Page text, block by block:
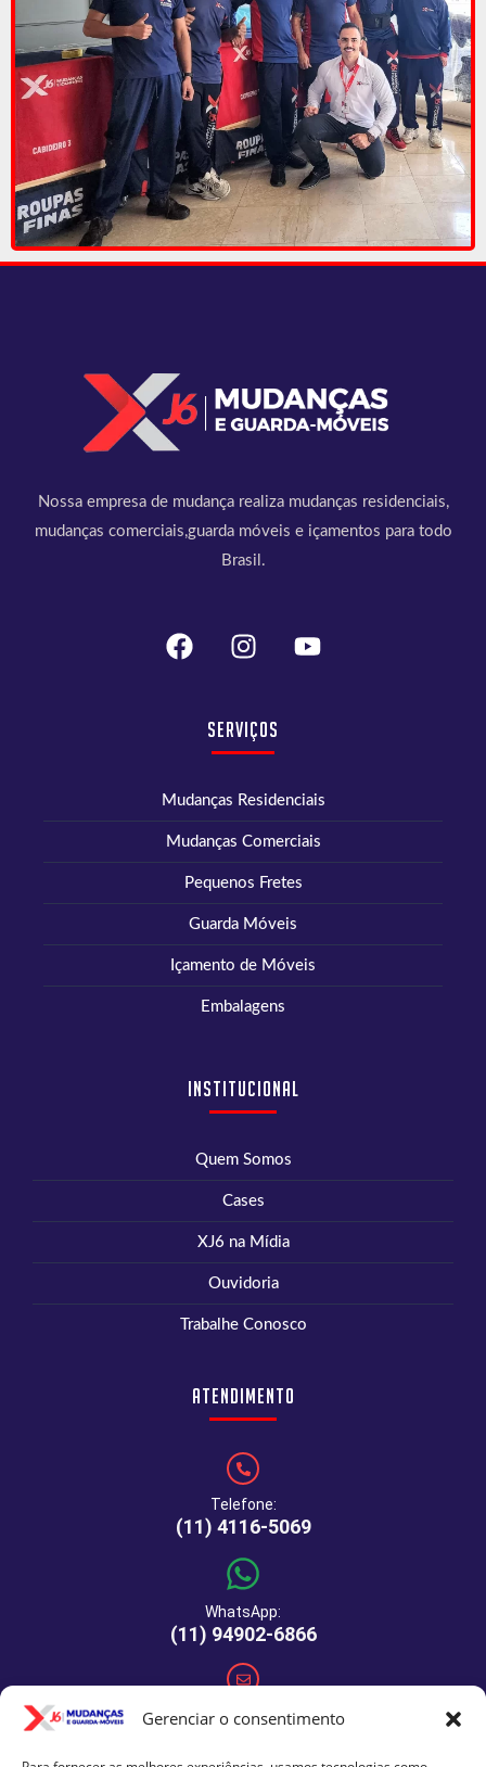
Gerenciar o consentimento
Nossa empresa de mudança realiza mudanças residenciais,
mudanças comerciais,guarda móveis e içamentos para todo
Brasil.
Serviços
Mudanças Residenciais
Mudanças Comerciais
Pequenos Fretes
Guarda Móveis
Içamento de Móveis
Embalagens
Institucional
Quem Somos
Cases
XJ6 na Mídia
Ouvidoria
Trabalhe Conosco
Atendimento
Telefone:
(11) 4116-5069
WhatsApp:
(11) 94902-6866
E-mail: